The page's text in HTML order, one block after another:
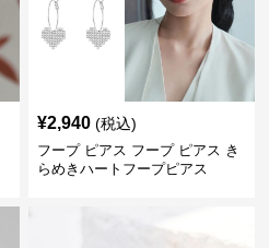
¥2,940 (税込)
フープ ピアス フープ ピアス き
らめきハートフープピアス